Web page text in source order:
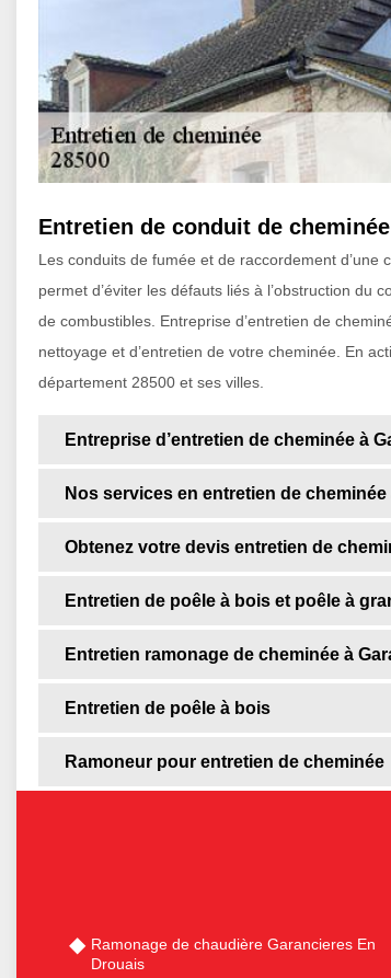
Entretien de conduit de cheminée
Les conduits de fumée et de raccordement
permet d’éviter les défauts liés à l’obstruction du
de combustibles. Entreprise d’entretien de
nettoyage et d’entretien de votre cheminée. En
département 28500 et ses villes.
Entreprise d’entretien de cheminée à
Nos services en entretien de
Obtenez votre devis entretien de
Entretien de poêle à bois et poêle à
Entretien ramonage de cheminée à
Entretien de poêle à bois
Ramoneur pour entretien de cheminée
Ramonage de chaudière Garancieres En
Drouais